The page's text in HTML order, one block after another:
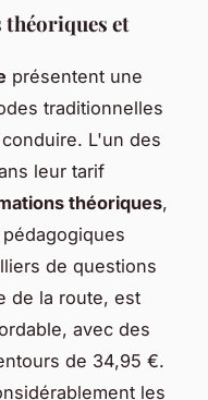
et
présentent une
traditionnelles
L'un des
leur tarif
théoriques,
de questions
de la route, est
avec des
de 34,95 €.
les